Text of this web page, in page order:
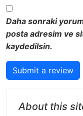
Daha sonraki
posta adresim ve
kaydedilsin.
Submit a review
About this